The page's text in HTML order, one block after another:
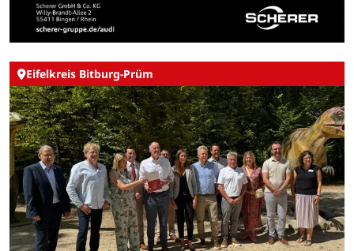
Eifelkreis Bitburg-Prüm